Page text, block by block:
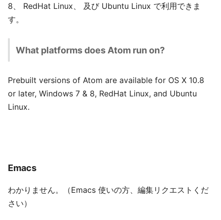
8、 RedHat Linux、 及び Ubuntu Linux で利用できま
す。
What platforms does Atom run on?
Prebuilt versions of Atom are available for OS X 10.8
or later, Windows 7 & 8, RedHat Linux, and Ubuntu
Linux.
Emacs
わかりません。（Emacs 使いの方、編集リクエストくだ
さい）